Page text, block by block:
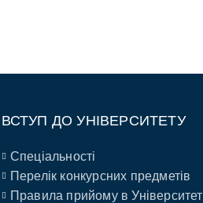
ВСТУП ДО УНІВЕРСИТЕТУ
Спеціальності
Перелік конкурсних предметів
Правила прийому в Університет